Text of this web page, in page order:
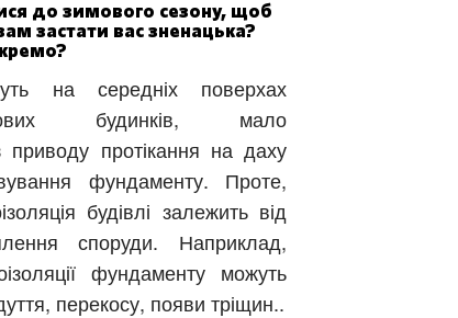
до зимового сезону, щоб
застати вас зненацька?
на середніх поверхах
будинків, мало
протікання на даху
фундаменту. Проте,
будівлі залежить від
споруди. Наприклад,
фундаменту можуть
перекосу, появи тріщин..